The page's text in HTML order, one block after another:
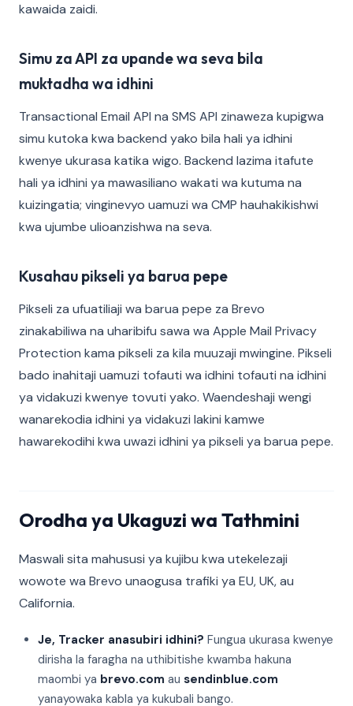
kawaida zaidi.
Simu za API za upande wa seva bila
muktadha wa idhini
Transactional Email API na SMS API zinaweza kupigwa
simu kutoka kwa backend yako bila hali ya idhini
kwenye ukurasa katika wigo. Backend lazima itafute
hali ya idhini ya mawasiliano wakati wa kutuma na
kuizingatia; vinginevyo uamuzi wa CMP hauhakikishwi
kwa ujumbe ulioanzishwa na seva.
Kusahau pikseli ya barua pepe
Pikseli za ufuatiliaji wa barua pepe za Brevo
zinakabiliwa na uharibifu sawa wa Apple Mail Privacy
Protection kama pikseli za kila muuzaji mwingine. Pikseli
bado inahitaji uamuzi tofauti wa idhini tofauti na idhini
ya vidakuzi kwenye tovuti yako. Waendeshaji wengi
wanarekodia idhini ya vidakuzi lakini kamwe
hawarekodihi kwa uwazi idhini ya pikseli ya barua pepe.
Orodha ya Ukaguzi wa Tathmini
Maswali sita mahususi ya kujibu kwa utekelezaji
wowote wa Brevo unaogusa trafiki ya EU, UK, au
California.
Je, Tracker anasubiri idhini? Fungua ukurasa kwenye
dirisha la faragha na uthibitishe kwamba hakuna
maombi ya brevo.com au sendinblue.com
yanayowaka kabla ya kukubali bango.